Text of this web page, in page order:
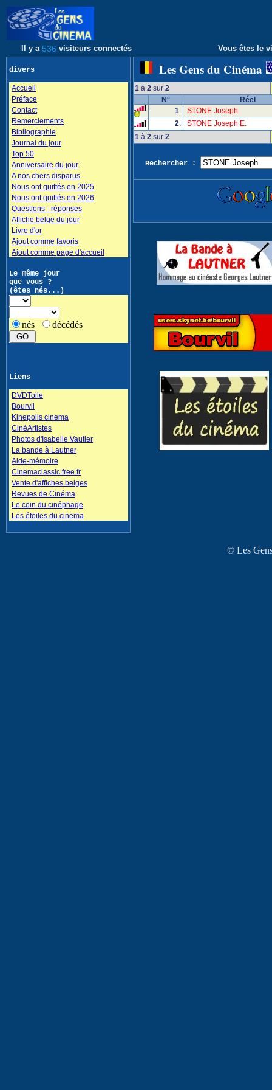
Il y a 536 visiteurs connectés Vous êtes le
divers
Accueil
Préface
Contact
Remerciements
Bibliographie
Journal du jour
Top 50
Anniversaire du jour
A nos chers disparus
Nous ont quittés en 2025
Nous ont quittés en 2026
Questions - réponses
Affiche belge du jour
Livre d'or
Ajout comme favoris
Ajout comme page d'accueil
Le même jour
que vous ?
(êtes nés...)
nés décédés
Liens
DVDToile
Bourvil
Kinepolis cinema
CinéArtistes
Photos d'Isabelle Vautier
La bande à Lautner
Aide-mémoire
Cinemaclassic.free.fr
Vente d'affiches belges
Revues de Cinéma
Le coin du cinéphage
Les étoiles du cinema
Les Gens du Cinéma
1 à 2 sur 2
N°
Réel
1.
STONE Joseph
2.
STONE Joseph E.
1 à 2 sur 2
Rechercher :
© Les